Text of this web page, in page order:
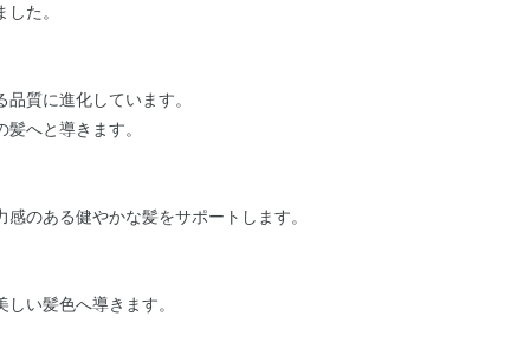
た。
質に進化しています。
へと導きます。
のある健やかな髪をサポートします。
い髪色へ導きます。